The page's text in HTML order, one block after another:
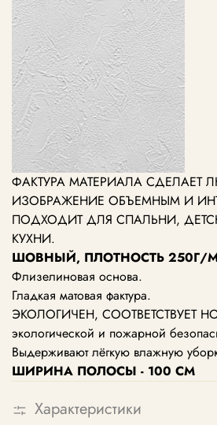
ФАКТУРА МАТЕРИАЛА СДЕЛАЕТ
ИЗОБРАЖЕНИЕ ОБЪЕМНЫМ И
ПОДХОДИТ ДЛЯ СПАЛЬНИ,
КУХНИ.
ШОВНЫЙ, ПЛОТНОСТЬ 250Г/
Флизелиновая основа.
Гладкая матовая фактура.
ЭКОЛОГИЧЕН, СООТВЕТСТВУЕТ
экологической и пожарной
Выдерживают лёгкую влажную
ШИРИНА ПОЛОСЫ - 100 СМ
Характеристики